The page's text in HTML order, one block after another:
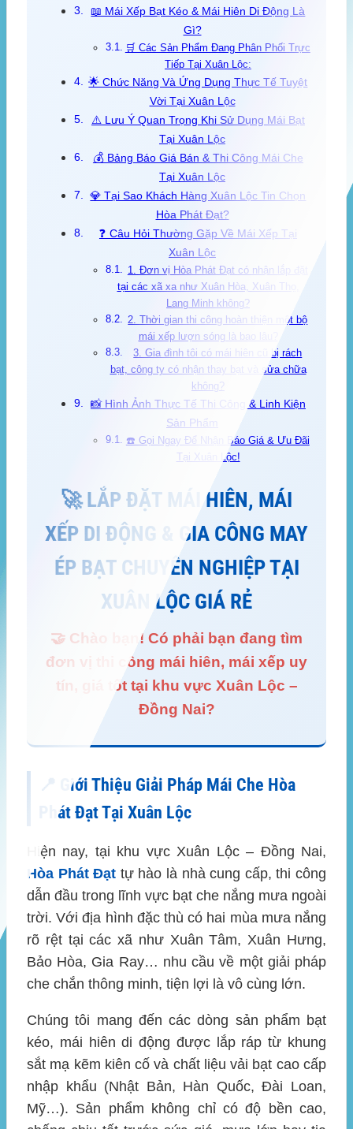
📖 Mái Xếp Bạt Kéo & Mái Hiên Di Động Là
Gì?
🛒 Các Sản Phẩm Đang Phân Phối Trực
Tiếp Tại Xuân Lộc:
🌟 Chức Năng Và Ứng Dụng Thực Tế Tuyệt
Vời Tại Xuân Lộc
⚠️ Lưu Ý Quan Trọng Khi Sử Dụng Mái Bạt
Tại Xuân Lộc
💰 Bảng Báo Giá Bán & Thi Công Mái Che
Tại Xuân Lộc
💎 Tại Sao Khách Hàng Xuân Lộc Tin Chọn
Hòa Phát Đạt?
❓ Câu Hỏi Thường Gặp Về Mái Xếp Tại
Xuân Lộc
1. Đơn vị Hòa Phát Đạt có nhận lắp đặt
tại các xã xa như Xuân Hòa, Xuân Thọ,
Lang Minh không?
2. Thời gian thi công hoàn thiện một bộ
mái xếp lượn sóng là bao lâu?
3. Gia đình tôi có mái hiên cũ bị rách
bạt, công ty có nhận thay bạt và sửa chữa
không?
📸 Hình Ảnh Thực Tế Thi Công & Linh Kiện
Sản Phẩm
☎️ Gọi Ngay Để Nhận Báo Giá & Ưu Đãi
Tại Xuân Lộc!
🚀 LẮP ĐẶT MÁI HIÊN, MÁI
XẾP DI ĐỘNG & GIA CÔNG MAY
ÉP BẠT CHUYÊN NGHIỆP TẠI
XUÂN LỘC GIÁ RẺ
🤝 Chào bạn! Có phải bạn đang tìm
đơn vị thi công mái hiên, mái xếp uy
tín, giá tốt tại khu vực Xuân Lộc –
Đồng Nai?
📍 Giới Thiệu Giải Pháp Mái Che Hòa
Phát Đạt Tại Xuân Lộc
Hiện nay, tại khu vựcXuân Lộc – Đồng Nai,
Hòa Phát Đạt tự hào là nhà cung cấp, thi công
dẫn đầu trong lĩnh vực bạt che nắng mưa ngoài
trời. Với địa hình đặc thù có hai mùa mưa nắng
rõ rệt tại các xã như Xuân Tâm, Xuân Hưng,
Bảo Hòa, Gia Ray… nhu cầu về một giải pháp
che chắn thông minh, tiện lợi là vô cùng lớn.
Chúng tôi mang đến các dòng sản phẩm bạt
kéo, mái hiên di động được lắp ráp từ khung
sắt mạ kẽm kiên cố và chất liệu vải bạt cao cấp
nhập khẩu (Nhật Bản, Hàn Quốc, Đài Loan,
Mỹ…). Sản phẩm không chỉ có độ bền cao,